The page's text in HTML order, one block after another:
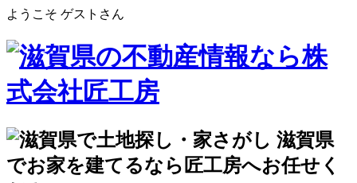
ようこそ ゲストさん